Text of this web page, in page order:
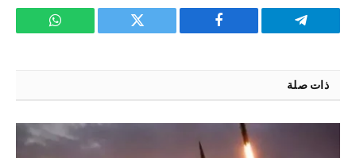
تيلقرام فيسبوك تويتر واتساب
ذات صلة